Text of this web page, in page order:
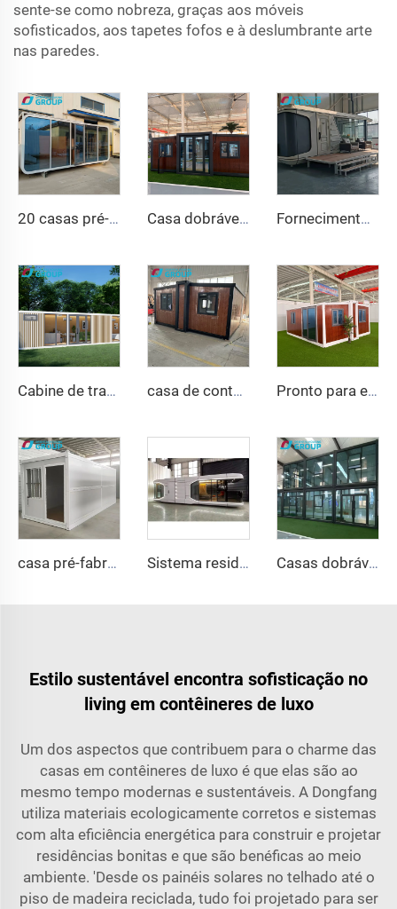
sente-se como nobreza, graças aos móveis
sofisticados, aos tapetes fofos e à deslumbrante arte
nas paredes.
20 casas pré-fabricadas modulares de 40 pés, contêineres, escritório, casa portátil, cabine móvel, Apple Casa dobrável de 20 pés e 40 pés, casa pré-fabricada, contêiner portátil, casa móvel expansível, casa modular pré-fabricada expansível de 3 quartos Fornecimento de fábrica de contêiner de luxo de 20 pés, casa confortável, pequena cápsula espacial, cama modular de aço pré-fabricada, cabine de hotel, uso em escritório
Cabine de trabalho pré-fabricada e à prova de som, moderna, luxuosa, com estrutura de alumínio, estilo chinês, para hotéis, casas, inspirada na Apple Cabin casa de contêiner pré-fabricada de luxo de 40 pés com 4 quartos, banheiro e cozinha, pronta para morar Pronto para enviar 40 pés 20 pés vila de aço leve de luxo banheiro completo pré-fabricado casa de contêiner expansível preço casa pré-fabricada
casa pré-fabricada de luxo de 20 pés, casa pré-fabricada dobrável, casa contêiner dobrável para venda Sistema residencial inteligente de fábrica da China, casa móvel de luxo, nova cápsula espacial, casa pré-fabricada em aço, contêiner para hotel e resort Casas dobráveis de luxo de alta qualidade e mais vendidas, casa de contêiner dobrável pré-fabricada com bom preço
Estilo sustentável encontra sofisticação no
living em contêineres de luxo
Um dos aspectos que contribuem para o charme das
casas em contêineres de luxo é que elas são ao
mesmo tempo modernas e sustentáveis. A Dongfang
utiliza materiais ecologicamente corretos e sistemas
com alta eficiência energética para construir e projetar
residências bonitas e que são benéficas ao meio
ambiente. 'Desde os painéis solares no telhado até o
piso de madeira reciclada, tudo foi projetado para ser